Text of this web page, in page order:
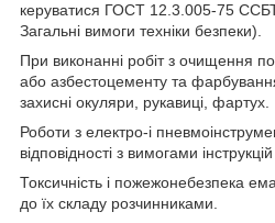
керуватися ГОСТ 12.3.005-75
Загальні вимоги техніки безпеки).
При виконанні робіт з очищення
або азбестоцементу та
захисні окуляри, рукавиці, фартух.
Роботи з електро-і
відповідності з вимогами
Токсичність і пожежонебезпека
до їх складу розчинниками.